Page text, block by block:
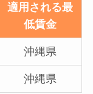
適用される最
低賃金
沖縄県
沖縄県